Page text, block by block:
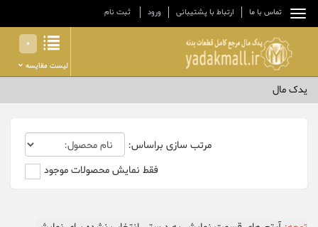
تماس با ما ارتباط با پشتیبانی ورود ثبت نام
0
لیست مقایسه
یدک مال
مرتب سازی براساس:
فقط نمایش محصولات موجود